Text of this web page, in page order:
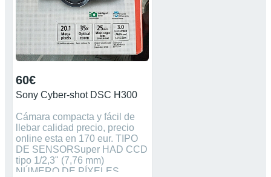
60€
Sony Cyber-shot DSC H300
Cámara compacta y fácil de
llebar calidad precio, precio
online esta en 170 eur. TIPO
DE SENSORSuper HAD CCD
tipo 1/2,3" (7,76 mm)
NÚMERO DE PÍXELES